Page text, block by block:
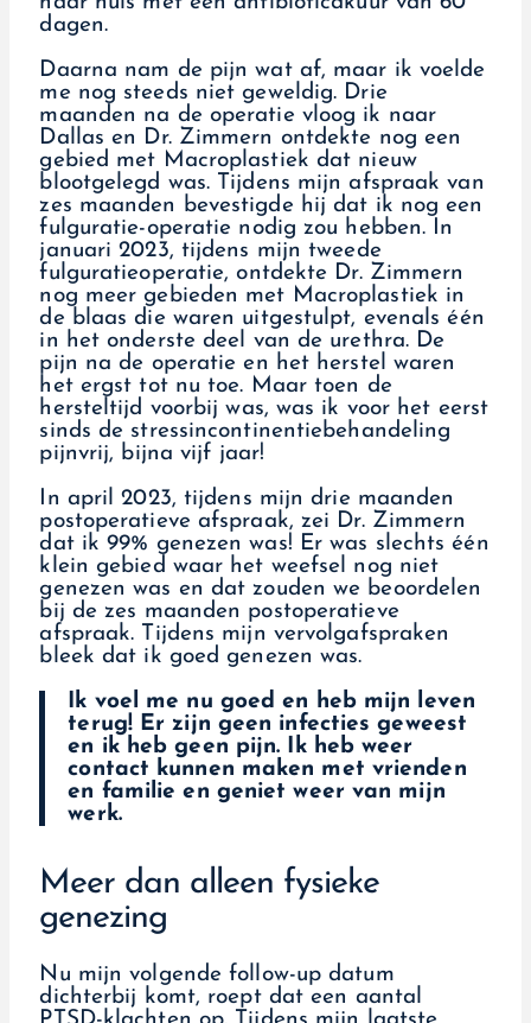
dagen.
Daarna nam de pijn wat af, maar ik voelde
me nog steeds niet geweldig. Drie
maanden na de operatie vloog ik naar
Dallas en Dr. Zimmern ontdekte nog een
gebied met Macroplastiek dat nieuw
blootgelegd was. Tijdens mijn afspraak van
zes maanden bevestigde hij dat ik nog een
fulguratie-operatie nodig zou hebben. In
januari 2023, tijdens mijn tweede
fulguratieoperatie, ontdekte Dr. Zimmern
nog meer gebieden met Macroplastiek in
de blaas die waren uitgestulpt, evenals één
in het onderste deel van de urethra. De
pijn na de operatie en het herstel waren
het ergst tot nu toe. Maar toen de
hersteltijd voorbij was, was ik voor het eerst
sinds de stressincontinentiebehandeling
pijnvrij, bijna vijf jaar!
In april 2023, tijdens mijn drie maanden
postoperatieve afspraak, zei Dr. Zimmern
dat ik 99% genezen was! Er was slechts één
klein gebied waar het weefsel nog niet
genezen was en dat zouden we beoordelen
bij de zes maanden postoperatieve
afspraak. Tijdens mijn vervolgafspraken
bleek dat ik goed genezen was.
Ik voel me nu goed en heb mijn leven
terug! Er zijn geen infecties geweest
en ik heb geen pijn. Ik heb weer
contact kunnen maken met vrienden
en familie en geniet weer van mijn
werk.
Meer dan alleen fysieke
genezing
Nu mijn volgende follow-up datum
dichterbij komt, roept dat een aantal